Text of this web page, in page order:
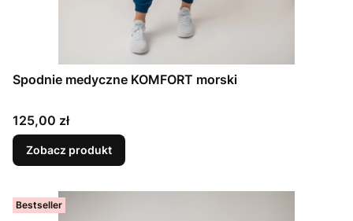
Spodnie medyczne KOMFORT morski
Cena
125,00 zł
Zobacz produkt
Bestseller